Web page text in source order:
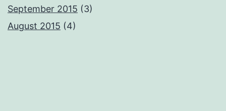
September 2015 (3)
August 2015 (4)